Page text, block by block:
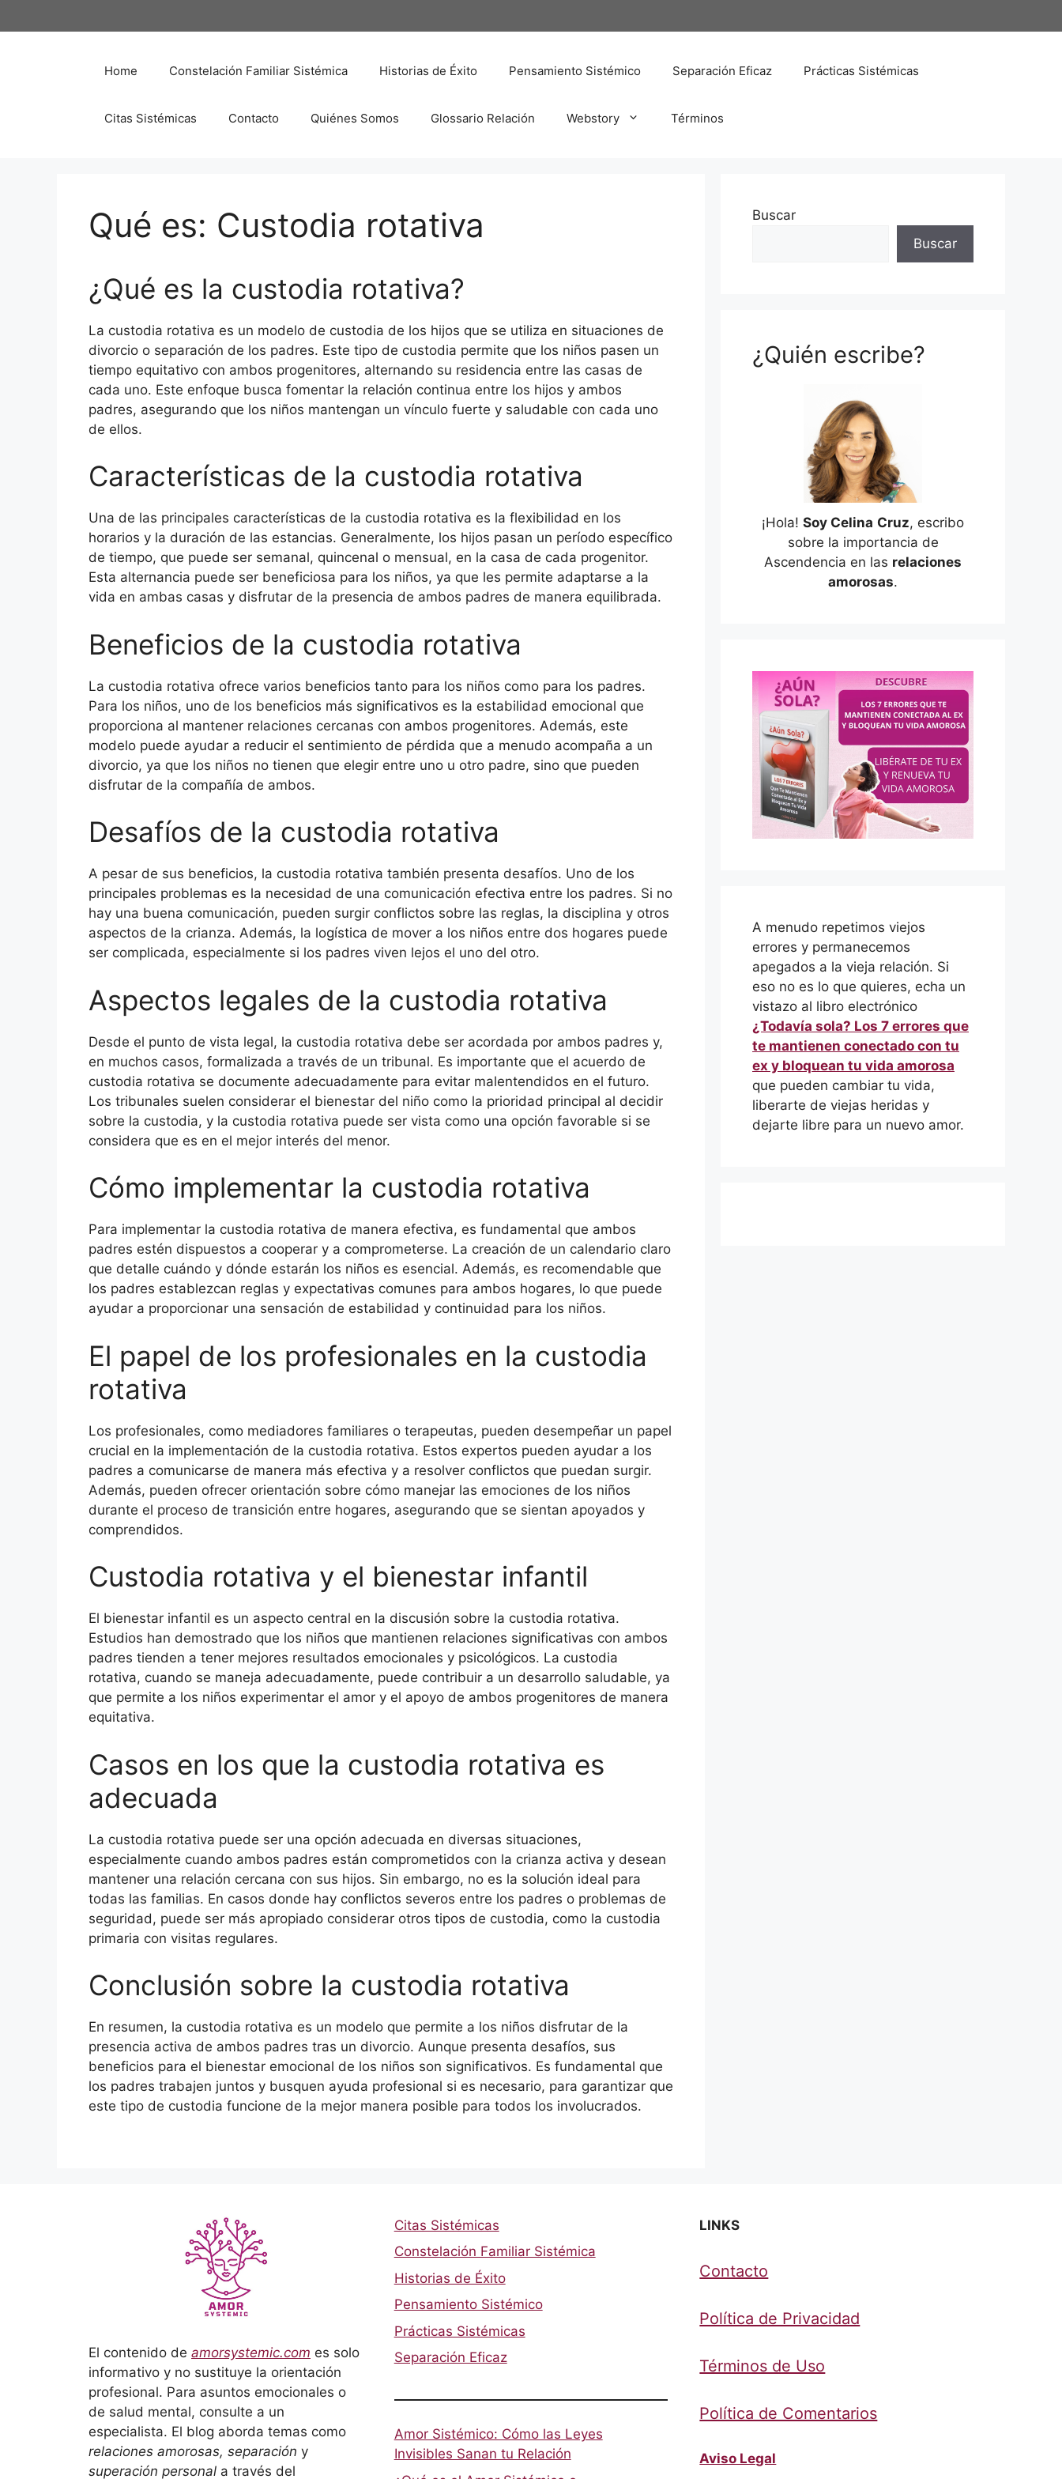
al
Home Constelación Familiar Sistémica Historias de Éxito Pensamiento Sistémico Separación Eficaz Prácticas Sistémicas
Citas Sistémicas Contacto Quiénes Somos Glossario Relación Webstory Términos
Qué es: Custodia rotativa
¿Qué es la custodia rotativa?
La custodia rotativa es un modelo de custodia de los hijos que se utiliza en situaciones de
divorcio o separación de los padres. Este tipo de custodia permite que los niños pasen un
tiempo equitativo con ambos progenitores, alternando su residencia entre las casas de
cada uno. Este enfoque busca fomentar la relación continua entre los hijos y ambos
padres, asegurando que los niños mantengan un vínculo fuerte y saludable con cada uno
de ellos.
Características de la custodia rotativa
Una de las principales características de la custodia rotativa es la flexibilidad en los
horarios y la duración de las estancias. Generalmente, los hijos pasan un período específico
de tiempo, que puede ser semanal, quincenal o mensual, en la casa de cada progenitor.
Esta alternancia puede ser beneficiosa para los niños, ya que les permite adaptarse a la
vida en ambas casas y disfrutar de la presencia de ambos padres de manera equilibrada.
Beneficios de la custodia rotativa
La custodia rotativa ofrece varios beneficios tanto para los niños como para los padres.
Para los niños, uno de los beneficios más significativos es la estabilidad emocional que
proporciona al mantener relaciones cercanas con ambos progenitores. Además, este
modelo puede ayudar a reducir el sentimiento de pérdida que a menudo acompaña a un
divorcio, ya que los niños no tienen que elegir entre uno u otro padre, sino que pueden
disfrutar de la compañía de ambos.
Desafíos de la custodia rotativa
A pesar de sus beneficios, la custodia rotativa también presenta desafíos. Uno de los
principales problemas es la necesidad de una comunicación efectiva entre los padres. Si no
hay una buena comunicación, pueden surgir conflictos sobre las reglas, la disciplina y otros
aspectos de la crianza. Además, la logística de mover a los niños entre dos hogares puede
ser complicada, especialmente si los padres viven lejos el uno del otro.
Aspectos legales de la custodia rotativa
Desde el punto de vista legal, la custodia rotativa debe ser acordada por ambos padres y,
en muchos casos, formalizada a través de un tribunal. Es importante que el acuerdo de
custodia rotativa se documente adecuadamente para evitar malentendidos en el futuro.
Los tribunales suelen considerar el bienestar del niño como la prioridad principal al decidir
sobre la custodia, y la custodia rotativa puede ser vista como una opción favorable si se
considera que es en el mejor interés del menor.
Cómo implementar la custodia rotativa
Para implementar la custodia rotativa de manera efectiva, es fundamental que ambos
padres estén dispuestos a cooperar y a comprometerse. La creación de un calendario claro
que detalle cuándo y dónde estarán los niños es esencial. Además, es recomendable que
los padres establezcan reglas y expectativas comunes para ambos hogares, lo que puede
ayudar a proporcionar una sensación de estabilidad y continuidad para los niños.
El papel de los profesionales en la custodia
rotativa
Los profesionales, como mediadores familiares o terapeutas, pueden desempeñar un papel
crucial en la implementación de la custodia rotativa. Estos expertos pueden ayudar a los
padres a comunicarse de manera más efectiva y a resolver conflictos que puedan surgir.
Además, pueden ofrecer orientación sobre cómo manejar las emociones de los niños
durante el proceso de transición entre hogares, asegurando que se sientan apoyados y
comprendidos.
Custodia rotativa y el bienestar infantil
El bienestar infantil es un aspecto central en la discusión sobre la custodia rotativa.
Estudios han demostrado que los niños que mantienen relaciones significativas con ambos
padres tienden a tener mejores resultados emocionales y psicológicos. La custodia
rotativa, cuando se maneja adecuadamente, puede contribuir a un desarrollo saludable, ya
que permite a los niños experimentar el amor y el apoyo de ambos progenitores de manera
equitativa.
Casos en los que la custodia rotativa es
adecuada
La custodia rotativa puede ser una opción adecuada en diversas situaciones,
especialmente cuando ambos padres están comprometidos con la crianza activa y desean
mantener una relación cercana con sus hijos. Sin embargo, no es la solución ideal para
todas las familias. En casos donde hay conflictos severos entre los padres o problemas de
seguridad, puede ser más apropiado considerar otros tipos de custodia, como la custodia
primaria con visitas regulares.
Conclusión sobre la custodia rotativa
En resumen, la custodia rotativa es un modelo que permite a los niños disfrutar de la
presencia activa de ambos padres tras un divorcio. Aunque presenta desafíos, sus
beneficios para el bienestar emocional de los niños son significativos. Es fundamental que
los padres trabajen juntos y busquen ayuda profesional si es necesario, para garantizar que
este tipo de custodia funcione de la mejor manera posible para todos los involucrados.
Buscar
Buscar
¿Quién escribe?
¡Hola! Soy Celina Cruz, escribo
sobre la importancia de
Ascendencia en las relaciones
amorosas.
A menudo repetimos viejos
errores y permanecemos
apegados a la vieja relación. Si
eso no es lo que quieres, echa un
vistazo al libro electrónico
¿Todavía sola? Los 7 errores que
te mantienen conectado con tu
ex y bloquean tu vida amorosa
que pueden cambiar tu vida,
liberarte de viejas heridas y
dejarte libre para un nuevo amor.
El contenido de amorsystemic.com es solo
informativo y no sustituye la orientación
profesional. Para asuntos emocionales o
de salud mental, consulte a un
especialista. El blog aborda temas como
relaciones amorosas, separación y
superación personal a través del
Citas Sistémicas
Constelación Familiar Sistémica
Historias de Éxito
Pensamiento Sistémico
Prácticas Sistémicas
Separación Eficaz
Amor Sistémico: Cómo las Leyes
Invisibles Sanan tu Relación
LINKS
Contacto
Política de Privacidad
Términos de Uso
Política de Comentarios
Aviso Legal